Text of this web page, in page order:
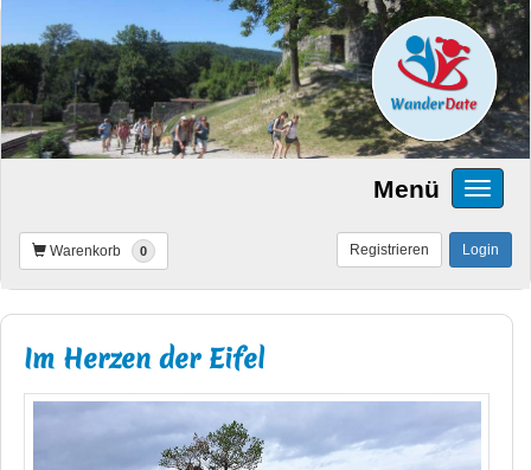
Menü
Warenkorb 0 Login
Registrieren
Im Herzen der Eifel